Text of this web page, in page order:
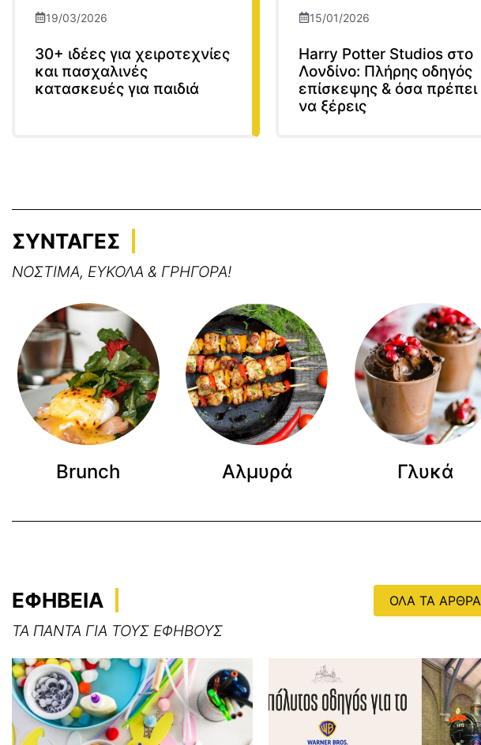
19/03/2026
30+ ιδέες για χειροτεχνίες
και πασχαλινές
κατασκευές για παιδιά
15/01/2026
Harry Potter Studios στο
Λονδίνο: Πλήρης οδηγός
επίσκεψης & όσα πρέπει
να ξέρεις
ΣΥΝΤΑΓΕΣ
ΝΟΣΤΙΜΑ, ΕΥΚΟΛΑ & ΓΡΗΓΟΡΑ!
Brunch Αλμυρά Γλυκά
ΕΦΗΒΕΙΑ ΟΛΑ ΤΑ ΑΡΘΡΑ
ΤΑ ΠΑΝΤΑ ΓΙΑ ΤΟΥΣ ΕΦΗΒΟΥΣ